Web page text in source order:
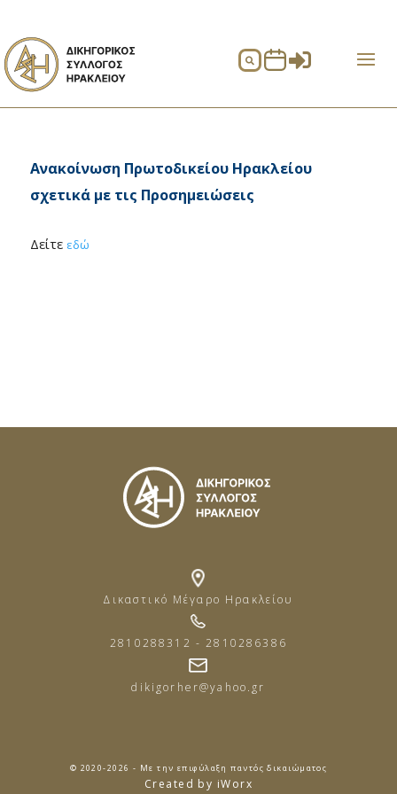
 
Ανακοίνωση Πρωτοδικείου Ηρακλείου
σχετικά με τις Προσημειώσεις
Δείτε εδώ
Δικαστικό Μέγαρο Ηρακλείου
2810288312 - 2810286386
dikigorher@yahoo.gr
© 2020-2026 - Με την επιφύλαξη παντός δικαιώματος
Created by iWorx